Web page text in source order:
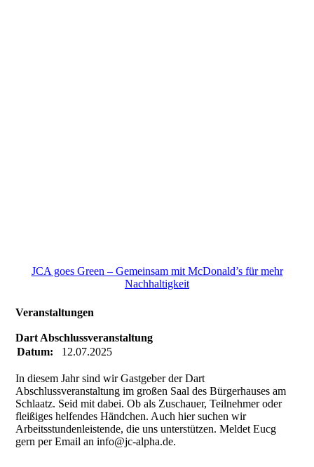
JCA goes Green – Gemeinsam mit McDonald’s für mehr
Nachhaltigkeit
Veranstaltungen
Dart Abschlussveranstaltung
Datum:
12.07.2025
In diesem Jahr sind wir Gastgeber der Dart
Abschlussveranstaltung im großen Saal des Bürgerhauses am
Schlaatz. Seid mit dabei. Ob als Zuschauer, Teilnehmer oder
fleißiges helfendes Händchen. Auch hier suchen wir
Arbeitsstundenleistende, die uns unterstützen. Meldet Eucg
gern per Email an info@jc-alpha.de.